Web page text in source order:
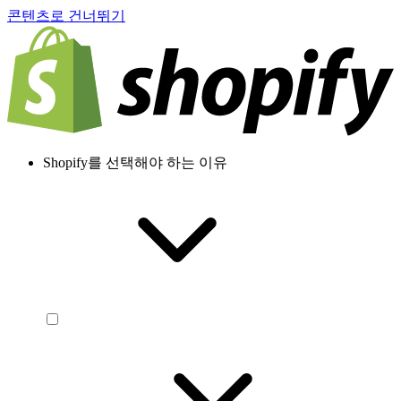
콘텐츠로 건너뛰기
Shopify를 선택해야 하는 이유